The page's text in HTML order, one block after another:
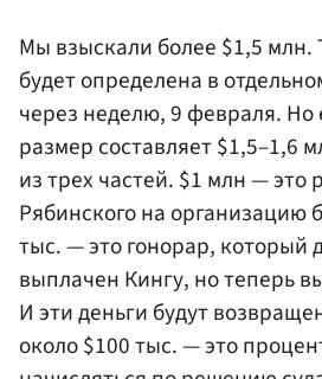
Мы взыскали более $1,5 млн.
будет определена в
через неделю, 9 февраля.
размер составляет $1,5–1,6
из трех частей. $1 млн — это
Рябинского на организацию
тыс. — это гонорар, который
выплачен Кингу, но теперь
И эти деньги будут
около $100 тыс. — это